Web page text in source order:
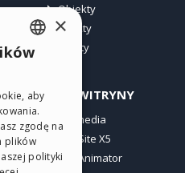
Obiekty
Punkty
Oferty
INNE WITRYNY
Incomedia
WebSite X5
WebAnimator
ENGLISH
GERMAN
SPANISH
PORTUGUESE
×
aby
zgodę na
plików
polityki